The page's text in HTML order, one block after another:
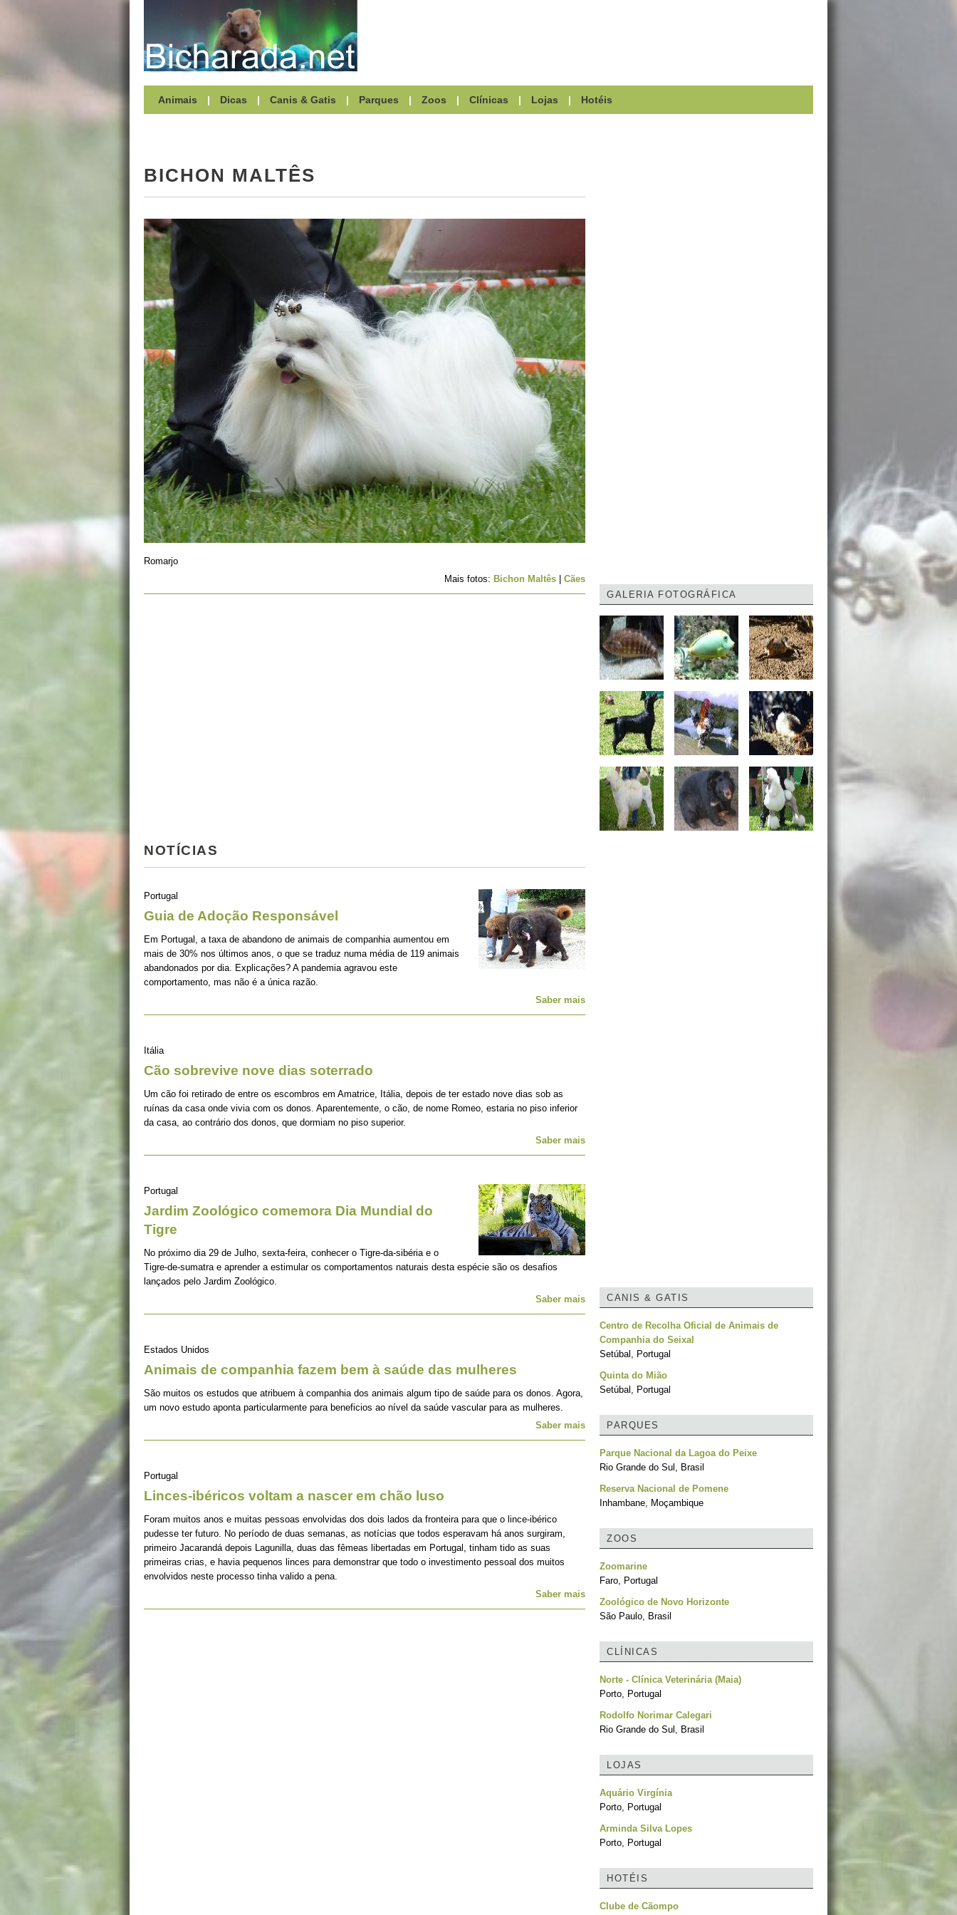
Animais | Dicas | Canis & Gatis | Parques | Zoos | Clínicas | Lojas | Hotéis
BICHON MALTÊS
Romarjo
Mais fotos: Bichon Maltês Cães
NOTÍCIAS
Portugal
Guia de Adoção Responsável
Em Portugal, a taxa de abandono de animais de companhia aumentou em
mais de 30% nos últimos anos, o que se traduz numa média de 119 animais
abandonados por dia. Explicações? A pandemia agravou este
comportamento, mas não é a única razão.
Saber mais
Itália
Cão sobrevive nove dias soterrado
Um cão foi retirado de entre os escombros em Amatrice, Itália, depois de ter estado nove dias sob as
ruínas da casa onde vivia com os donos. Aparentemente, o cão, de nome Romeo, estaria no piso inferior
da casa, ao contrário dos donos, que dormiam no piso superior.
Saber mais
Portugal
Jardim Zoológico comemora Dia Mundial do
Tigre
No próximo dia 29 de Julho, sexta-feira, conhecer o Tigre-da-sibéria e o
Tigre-de-sumatra e aprender a estimular os comportamentos naturais desta espécie são os desafios
lançados pelo Jardim Zoológico.
Saber mais
Estados Unidos
Animais de companhia fazem bem à saúde das mulheres
São muitos os estudos que atribuem à companhia dos animais algum tipo de saúde para os donos. Agora,
um novo estudo aponta particularmente para beneficios ao nível da saúde vascular para as mulheres.
Saber mais
Portugal
Linces-ibéricos voltam a nascer em chão luso
Foram muitos anos e muitas pessoas envolvidas dos dois lados da fronteira para que o lince-ibérico
pudesse ter futuro. No período de duas semanas, as notícias que todos esperavam há anos surgiram,
primeiro Jacarandá depois Lagunilla, duas das fêmeas libertadas em Portugal, tinham tido as suas
primeiras crias, e havia pequenos linces para demonstrar que todo o investimento pessoal dos muitos
envolvidos neste processo tinha valido a pena.
Saber mais
GALERIA FOTOGRÁFICA
CANIS & GATIS
Centro de Recolha Oficial de Animais de
Companhia do Seixal
Setúbal, Portugal
Quinta do Mião
Setúbal, Portugal
PARQUES
Parque Nacional da Lagoa do Peixe
Rio Grande do Sul, Brasil
Reserva Nacional de Pomene
Inhambane, Moçambique
ZOOS
Zoomarine
Faro, Portugal
Zoológico de Novo Horizonte
São Paulo, Brasil
CLÍNICAS
Norte - Clínica Veterinária (Maia)
Porto, Portugal
Rodolfo Norimar Calegari
Rio Grande do Sul, Brasil
LOJAS
Aquário Virgínia
Porto, Portugal
Arminda Silva Lopes
Porto, Portugal
HOTÉIS
Clube de Cãompo